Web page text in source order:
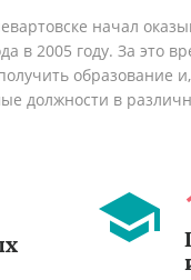
начал
в 2005 году. За это
образование
должности в